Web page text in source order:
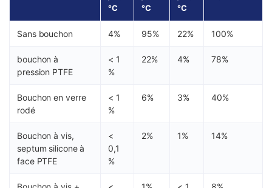
°C
°C
°C
Sans bouchon 4% 95% 22% 100%
bouchon à
pression PTFE
< 1
%
22% 4% 78%
Bouchon en verre
rodé
< 1
%
6% 3% 40%
Bouchon à vis,
septum silicone à
face PTFE
<
0,1
%
2% 1% 14%